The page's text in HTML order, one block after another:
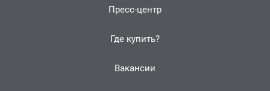
Пресс-центр
Где купить?
Вакансии